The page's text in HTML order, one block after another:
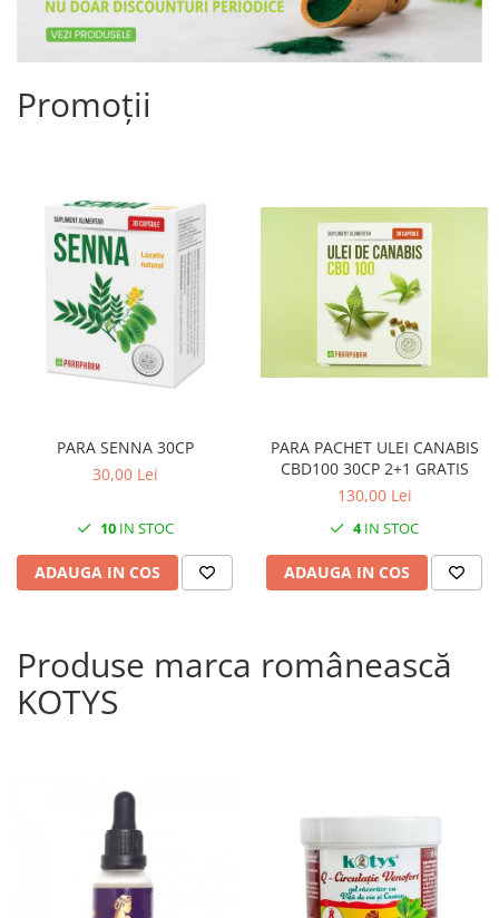
Promoții
PARA SENNA 30CP
30,00 Lei
10IN STOC
ADAUGA IN COS
PARA PACHET ULEI CANABIS
CBD100 30CP 2+1 GRATIS
130,00 Lei
4IN STOC
ADAUGA IN COS
Produse marca românească
KOTYS